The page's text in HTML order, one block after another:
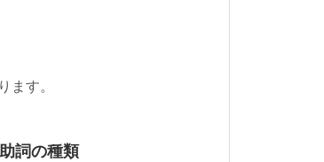
ます。
詞の種類